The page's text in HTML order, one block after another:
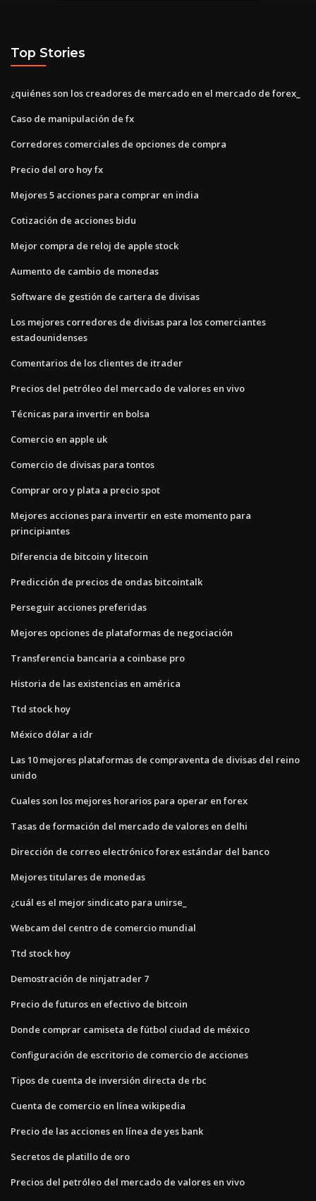
Top Stories
¿quiénes son los creadores de mercado en el mercado de forex_
Caso de manipulación de fx
Corredores comerciales de opciones de compra
Precio del oro hoy fx
Mejores 5 acciones para comprar en india
Cotización de acciones bidu
Mejor compra de reloj de apple stock
Aumento de cambio de monedas
Software de gestión de cartera de divisas
Los mejores corredores de divisas para los comerciantes
estadounidenses
Comentarios de los clientes de itrader
Precios del petróleo del mercado de valores en vivo
Técnicas para invertir en bolsa
Comercio en apple uk
Comercio de divisas para tontos
Comprar oro y plata a precio spot
Mejores acciones para invertir en este momento para
principiantes
Diferencia de bitcoin y litecoin
Predicción de precios de ondas bitcointalk
Perseguir acciones preferidas
Mejores opciones de plataformas de negociación
Transferencia bancaria a coinbase pro
Historia de las existencias en américa
Ttd stock hoy
México dólar a idr
Las 10 mejores plataformas de compraventa de divisas del reino
unido
Cuales son los mejores horarios para operar en forex
Tasas de formación del mercado de valores en delhi
Dirección de correo electrónico forex estándar del banco
Mejores titulares de monedas
¿cuál es el mejor sindicato para unirse_
Webcam del centro de comercio mundial
Ttd stock hoy
Demostración de ninjatrader 7
Precio de futuros en efectivo de bitcoin
Donde comprar camiseta de fútbol ciudad de méxico
Configuración de escritorio de comercio de acciones
Tipos de cuenta de inversión directa de rbc
Cuenta de comercio en línea wikipedia
Precio de las acciones en línea de yes bank
Secretos de platillo de oro
Precios del petróleo del mercado de valores en vivo